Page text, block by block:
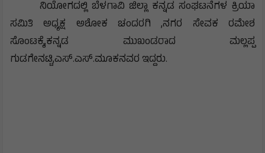
ನಿಯೋಗದಲ್ಲಿ ಬೆಳಗಾವಿ ಜಿಲ್ಲಾ ಕನ್ನಡ ಸಂಘಟನೆಗಳ ಕ್ರಿಯಾ
ಸಮಿತಿ ಅಧ್ಯಕ್ಷ ಅಶೋಕ ಚಂದರಗಿ ,ನಗರ ಸೇವಕ ರಮೇಶ
ಸೊಂಟಕ್ಕೆ,ಕನ್ನಡ ಮುಖಂಡರಾದ ಮಲ್ಲಪ್ಪ
ಗುಡಗೇನಟ್ಟಿ,ಎಸ್.ಎಸ್.ಮೂಕನವರ ಇದ್ದರು.